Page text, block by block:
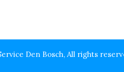
Den Bosch, All rights